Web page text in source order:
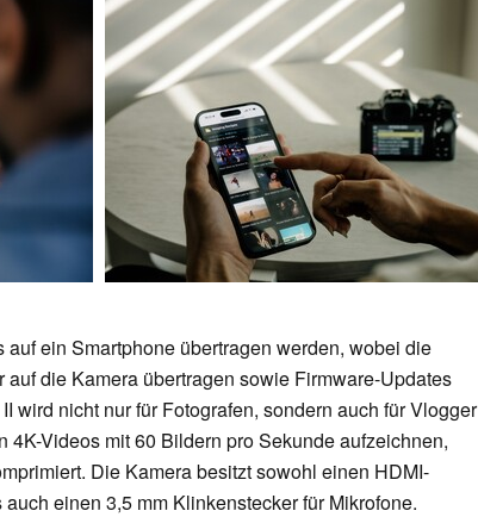
ein Smartphone übertragen werden, wobei die
die Kamera übertragen sowie Firmware-Updates
wird nicht nur für Fotografen, sondern auch für Vlogger
4K-Videos mit 60 Bildern pro Sekunde aufzeichnen,
Die Kamera besitzt sowohl einen HDMI-
einen 3,5 mm Klinkenstecker für Mikrofone.